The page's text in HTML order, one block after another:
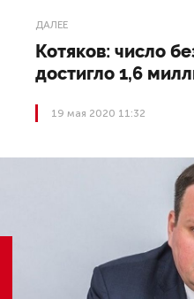
ДАЛЕЕ
Котяков: число
достигло 1,6
19 мая 2020 11:32